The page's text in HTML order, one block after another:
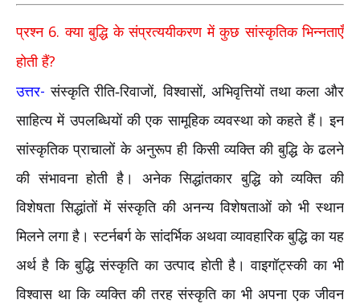
प्रश्न 6.क्या बुद्धि के संप्रत्ययीकरण में कुछ सांस्कृतिक भिन्नताएँ
होती हैं?
उत्तर- संस्कृति रीति-रिवाजों,विश्वासों,अभिवृत्तियों तथा कला और
साहित्य में उपलब्धियों की एक सामूहिक व्यवस्था को कहते हैं। इन
सांस्कृतिक प्राचालों के अनुरूप ही किसी व्यक्ति की बुद्धि के ढलने
की संभावना होती है। अनेक सिद्धांतकार बुद्धि को व्यक्ति की
विशेषता सिद्धांतों में संस्कृति की अनन्य विशेषताओं को भी स्थान
मिलने लगा है। स्टर्नबर्ग के सांदर्भिक अथवा व्यावहारिक बुद्धि का यह
अर्थ है कि बुद्धि संस्कृति का उत्पाद होती है। वाइगॉट्स्की का भी
विश्वास था कि व्यक्ति की तरह संस्कृति का भी अपना एक जीवन